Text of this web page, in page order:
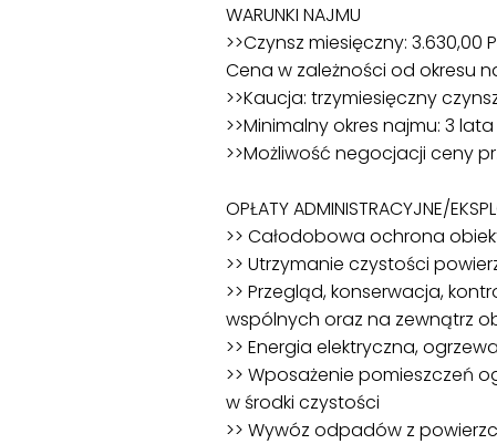
WARUNKI NAJMU
>>Czynsz miesięczny:
Cena w zależności od okresu
>>Kaucja: trzymiesięczny
>>Minimalny okres najmu: 3 lata
>>Możliwość negocjacji ceny
OPŁATY ADMINISTRACYJNE/
>> Całodobowa ochrona
>> Utrzymanie czystości
>> Przegląd, konserwacja,
wspólnych oraz na zewnątrz
>> Energia elektryczna,
>> Wposażenie pomieszczeń
w środki czystości
>> Wywóz odpadów z